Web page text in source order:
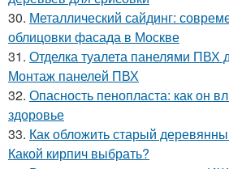
30. Металлический сайдинг:
облицовки фасада в Москве
31. Отделка туалета панелями ПВХ
Монтаж панелей ПВХ
32. Опасность пенопласта: как он
здоровье
33. Как обложить старый
Какой кирпич выбрать?